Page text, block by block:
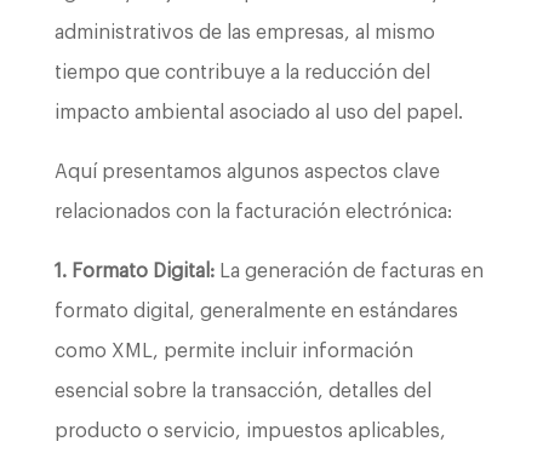
administrativos de las empresas, al mismo
tiempo que contribuye a la reducción del
impacto ambiental asociado al uso del papel.
Aquí presentamos algunos aspectos clave
relacionados con la facturación electrónica:
1. Formato Digital:La generación de facturas en
formato digital, generalmente en estándares
como XML, permite incluir información
esencial sobre la transacción, detalles del
producto o servicio, impuestos aplicables,